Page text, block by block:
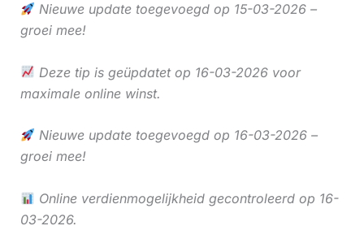
Nieuwe update toegevoegd op 15-03-2026 –
groei mee!
Deze tip is geüpdatet op 16-03-2026 voor
maximale online winst.
Nieuwe update toegevoegd op 16-03-2026 –
groei mee!
Online verdienmogelijkheid gecontroleerd op 16-
03-2026.